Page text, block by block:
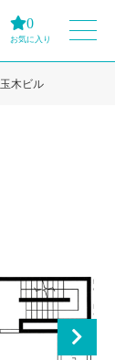
0
お気に入り
玉木ビル